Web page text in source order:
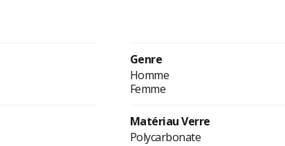
Genre
Homme
Femme
Matériau Verre
Polycarbonate